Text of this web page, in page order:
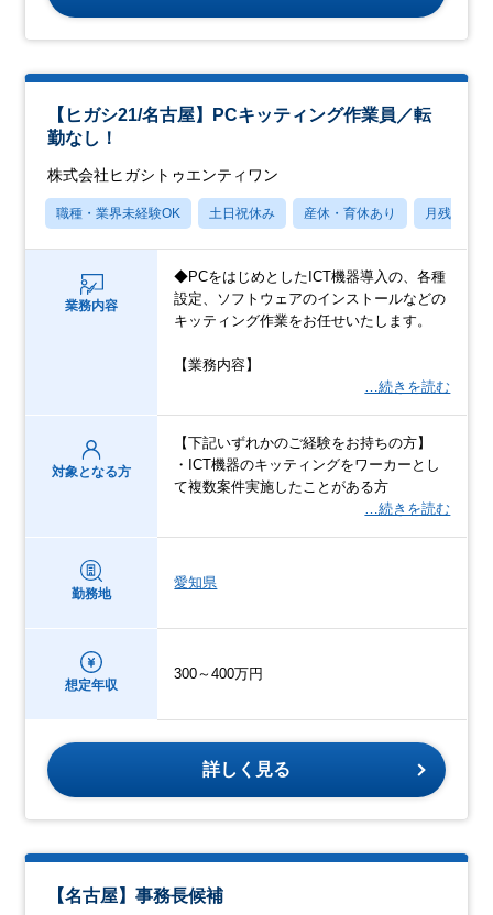
【ヒガシ21/名古屋】PCキッティング作業員／転
勤なし！
株式会社ヒガシトゥエンティワン
職種・業界未経験OK 土日祝休み 産休・育休あり 月残業20
業務内容
◆PCをはじめとしたICT機器導入の、各種
設定、ソフトウェアのインストールなどの
キッティング作業をお任せいたします。
【業務内容】
…続きを読む
対象となる方
【下記いずれかのご経験をお持ちの方】
・ICT機器のキッティングをワーカーとし
て複数案件実施したことがある方
…続きを読む
勤務地
愛知県
想定年収
300～400万円
詳しく見る
【名古屋】事務長候補